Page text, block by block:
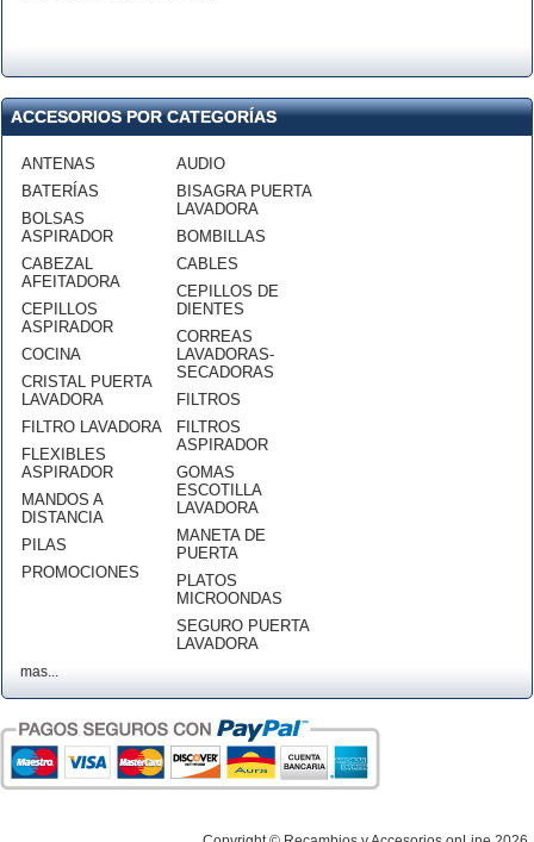
ACCESORIOS POR CATEGORÍAS
ANTENAS
BATERÍAS
BOLSAS
ASPIRADOR
CABEZAL
AFEITADORA
CEPILLOS
ASPIRADOR
COCINA
CRISTAL PUERTA
LAVADORA
FILTRO LAVADORA
FLEXIBLES
ASPIRADOR
MANDOS A
DISTANCIA
PILAS
PROMOCIONES
AUDIO
BISAGRA PUERTA
LAVADORA
BOMBILLAS
CABLES
CEPILLOS DE
DIENTES
CORREAS
LAVADORAS-
SECADORAS
FILTROS
FILTROS
ASPIRADOR
GOMAS
ESCOTILLA
LAVADORA
MANETA DE
PUERTA
PLATOS
MICROONDAS
SEGURO PUERTA
LAVADORA
mas...